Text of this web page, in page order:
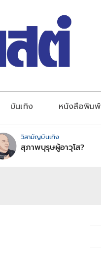
บันเทิง หนังสือพิมพ์
วิสามัญบันเทิง
สุภาพบุรุษผู้อาวุโส?